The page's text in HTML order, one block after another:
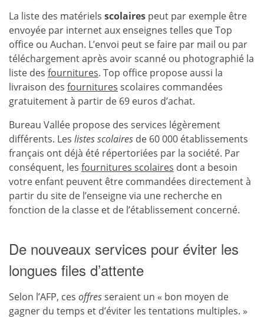
La liste des matériels scolaires peut par exemple être
envoyée par internet aux enseignes telles que Top
office ou Auchan. L’envoi peut se faire par mail ou par
téléchargement après avoir scanné ou photographié la
liste des fournitures. Top office propose aussi la
livraison des fournitures scolaires commandées
gratuitement à partir de 69 euros d’achat.
Bureau Vallée propose des services légèrement
différents. Les listes scolaires de 60 000 établissements
français ont déjà été répertoriées par la société. Par
conséquent, les fournitures scolaires dont a besoin
votre enfant peuvent être commandées directement à
partir du site de l’enseigne via une recherche en
fonction de la classe et de l’établissement concerné.
De nouveaux services pour éviter les
longues files d’attente
Selon l’AFP, ces offresseraient un « bon moyen de
gagner du temps et d’éviter les tentations multiples. »